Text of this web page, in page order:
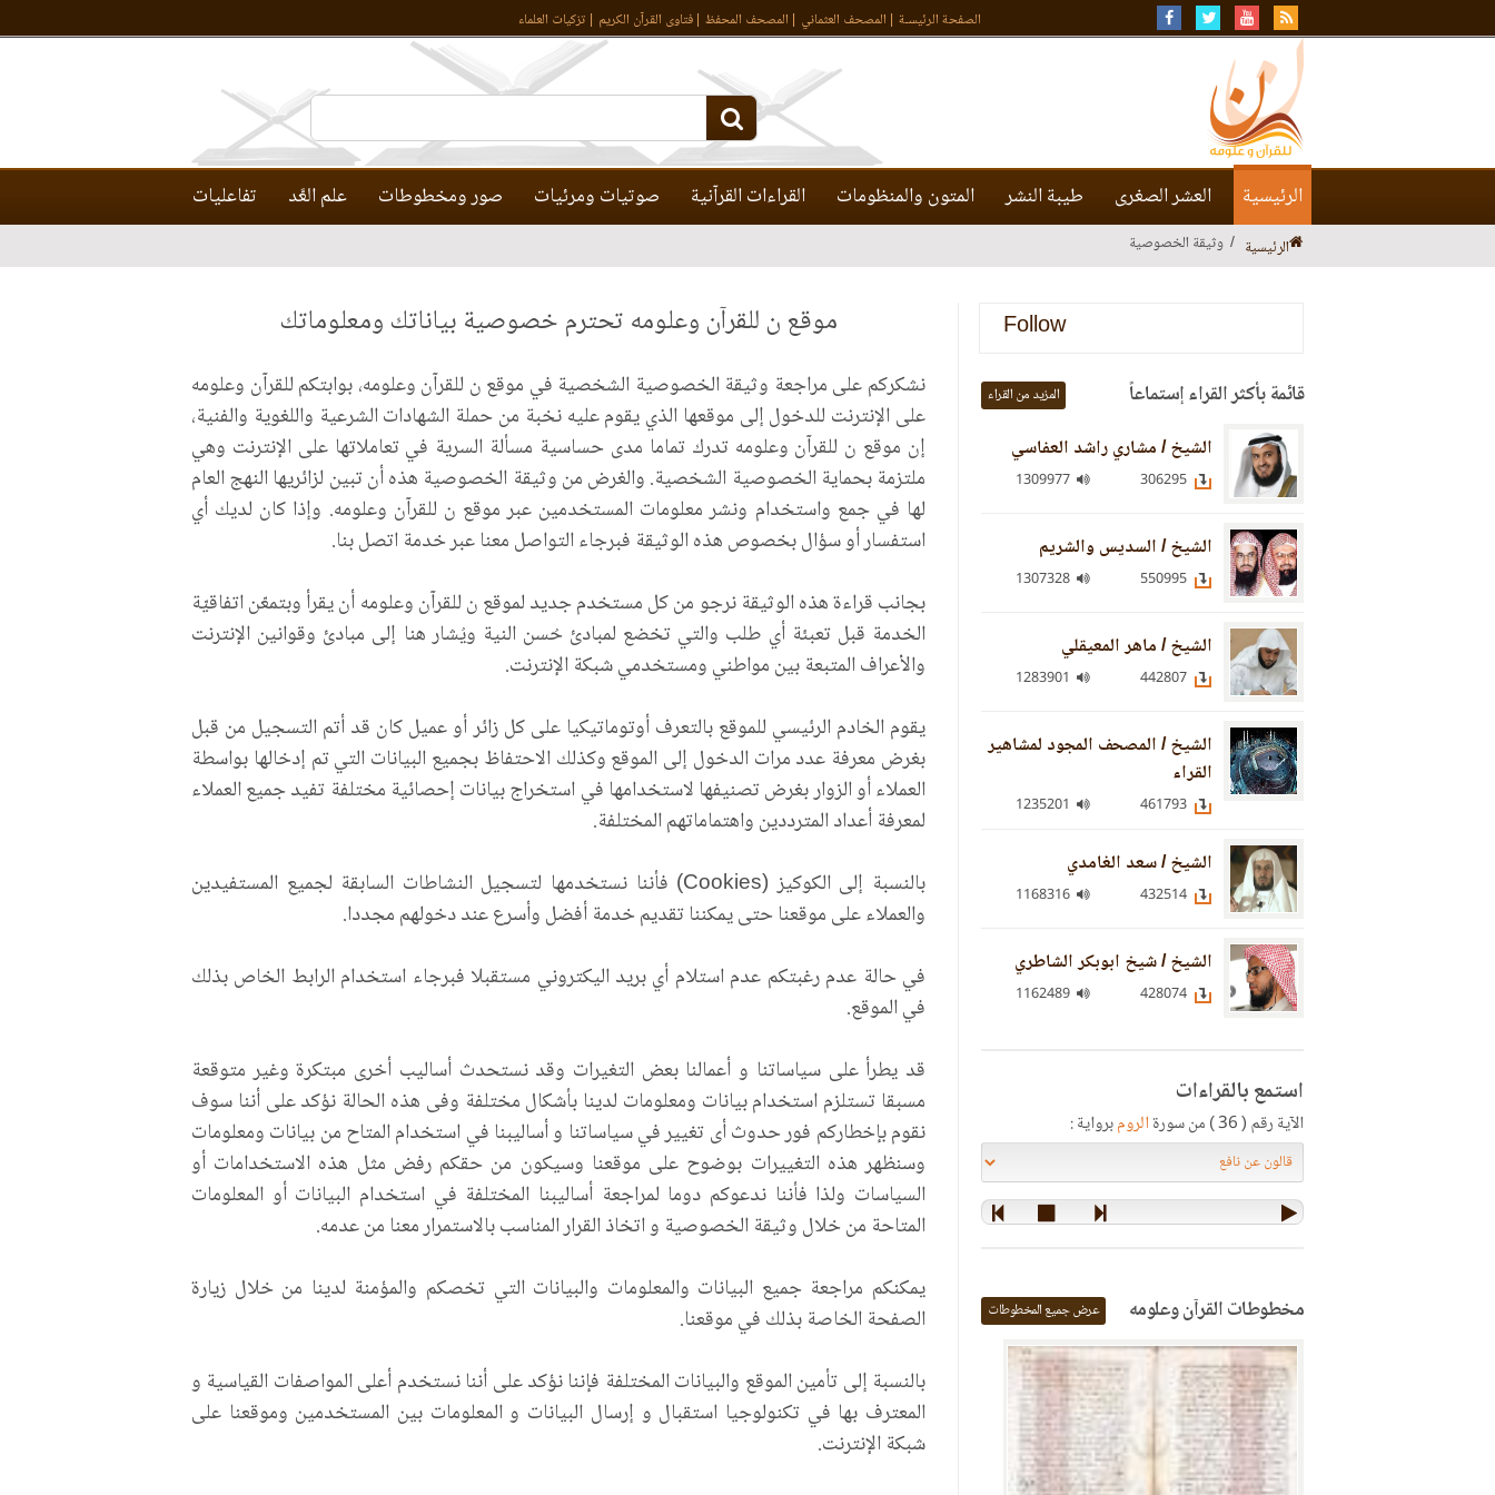
الصفحة الرئيسـة المصحف العثماني المصحف المحفظ فتاوى القرآن الكريم تزكيات العلماء
الرئيسية العشر الصغرى طيبة النشر المتون والمنظومات القراءات القرآنية صوتيات ومرئيات صور ومخطوطات علم العَّد تفاعليات
الرئيسية وثيقة الخصوصية
موقع ن للقرآن وعلومه تحترم خصوصية بياناتك ومعلوماتك
نشكركم على مراجعة وثيقة الخصوصية الشخصية في موقع ن للقرآن وعلومه، بوابتكم للقرآن وعلومه
على الإنترنت للدخول إلى موقعها الذي يقوم عليه نخبة من حملة الشهادات الشرعية واللغوية والفنية،
إن موقع ن للقرآن وعلومه تدرك تماما مدى حساسية مسألة السرية في تعاملاتها على الإنترنت وهي
ملتزمة بحماية الخصوصية الشخصية. والغرض من وثيقة الخصوصية هذه أن تبين لزائريها النهج العام
لها في جمع واستخدام ونشر معلومات المستخدمين عبر موقع ن للقرآن وعلومه. وإذا كان لديك أي
استفسار أو سؤال بخصوص هذه الوثيقة فبرجاء التواصل معنا عبر خدمة اتصل بنا.
بجانب قراءة هذه الوثيقة نرجو من كل مستخدم جديد لموقع ن للقرآن وعلومه أن يقرأ وبتمعّن اتفاقيّة
الخدمة قبل تعبئة أي طلب والتي تخضع لمبادئ حُسن النية ويُشار هنا إلى مبادئ وقوانين الإنترنت
والأعراف المتبعة بين مواطني ومستخدمي شبكة الإنترنت.‏
يقوم الخادم الرئيسي للموقع بالتعرف أوتوماتيكيا على كل زائر أو عميل كان قد أتم التسجيل من قبل
بغرض معرفة عدد مرات الدخول إلى الموقع وكذلك الاحتفاظ بجميع البيانات التي تم إدخالها بواسطة
العملاء أو الزوار بغرض تصنيفها لاستخدامها في استخراج بيانات إحصائية مختلفة تفيد جميع العملاء
لمعرفة أعداد المترددين واهتماماتهم المختلفة.
بالنسبة إلى الكوكيز (Cookies) فأننا نستخدمها لتسجيل النشاطات السابقة لجميع المستفيدين
والعملاء على موقعنا حتى يمكننا تقديم خدمة أفضل وأسرع عند دخولهم مجددا.
في حالة عدم رغبتكم عدم استلام أي بريد اليكتروني مستقبلا فبرجاء استخدام الرابط الخاص بذلك
في الموقع.
قد يطرأ على سياساتنا و أعمالنا بعض التغيرات وقد نستحدث أساليب أخرى مبتكرة وغير متوقعة
مسبقا تستلزم استخدام بيانات ومعلومات لدينا بأشكال مختلفة وفى هذه الحالة نؤكد على أننا سوف
نقوم بإخطاركم فور حدوث أى تغيير في سياساتنا و أساليبنا في استخدام المتاح من بيانات ومعلومات
وسنظهر هذه التغييرات بوضوح على موقعنا وسيكون من حقكم رفض مثل هذه الاستخدامات أو
السياسات ولذا فأننا ندعوكم دوما لمراجعة أساليبنا المختلفة في استخدام البيانات أو المعلومات
المتاحة من خلال وثيقة الخصوصية و اتخاذ القرار المناسب بالاستمرار معنا من عدمه.
يمكنكم مراجعة جميع البيانات والمعلومات والبيانات التي تخصكم والمؤمنة لدينا من خلال زيارة
الصفحة الخاصة بذلك في موقعنا.
بالنسبة إلى تأمين الموقع والبيانات المختلفة فإننا نؤكد على أننا نستخدم أعلى المواصفات القياسية و
المعترف بها في تكنولوجيا استقبال و إرسال البيانات و المعلومات بين المستخدمين وموقعنا على
شبكة الإنترنت.
Follow
قائمة بأكثر القراء إستماعاً المزيد من القراء
الشيخ / مشاري راشد العفاسي
الشيخ / السديس والشريم
الشيخ / ماهر المعيقلي
الشيخ / المصحف المجود لمشاهير
القراء
الشيخ / سعد الغامدي
الشيخ / شيخ ابوبكر الشاطري
استمع بالقراءات
الآية رقم ( 36 ) من سورة الرومبرواية :
مخطوطات القرآن وعلومه عرض جميع المخطوطات